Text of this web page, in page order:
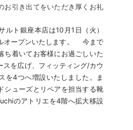
お引き出てをいただき厚くお礼
ト銀座本店は10月1日（火）
オープンいたします。 今まで
ち着いてお客様にお過ごしいた
スを広げ、フィッティング/カウ
を4つへ増設いたしました。
ま
シューズとリペアを担当する靴
のアトリエを4階へ拡大移設